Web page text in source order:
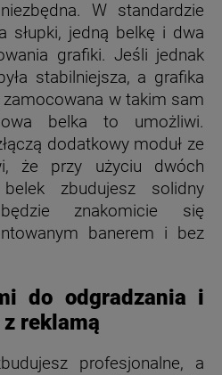
W standardzie
słupki, jedną belkę i dwa
grafiki. Jeśli jednak
stabilniejsza, a grafika
zamocowana w takim sam
belka to umożliwi.
dodatkowy moduł ze
że przy użyciu dwóch
zbudujesz solidny
znakomicie się
banerem i bez
do odgradzania i
reklamą
profesjonalne, a